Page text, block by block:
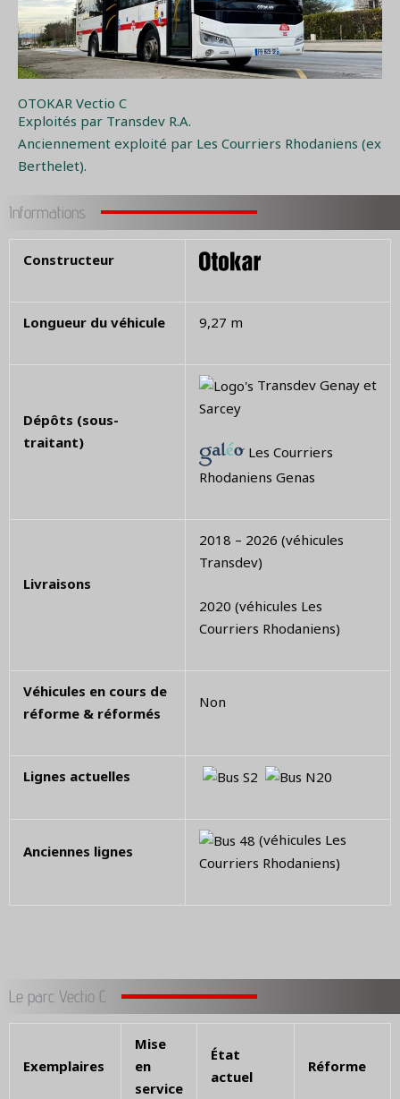
OTOKAR Vectio C
Exploités par Transdev R.A.
Anciennement exploité par Les Courriers Rhodaniens (ex
Berthelet).
Informations
Constructeur
Longueur du véhicule 9,27 m
Dépôts (sous-
traitant)
Transdev Genay et
Sarcey
Les Courriers
Rhodaniens Genas
Livraisons
2018 – 2026 (véhicules
Transdev)
2020 (véhicules Les
Courriers Rhodaniens)
Véhicules en cours de
réforme & réformés
Non
Lignes actuelles
Anciennes lignes
(véhicules Les
Courriers Rhodaniens)
Le parc Vectio C
Exemplaires
Mise
en
service
État
actuel
Réforme